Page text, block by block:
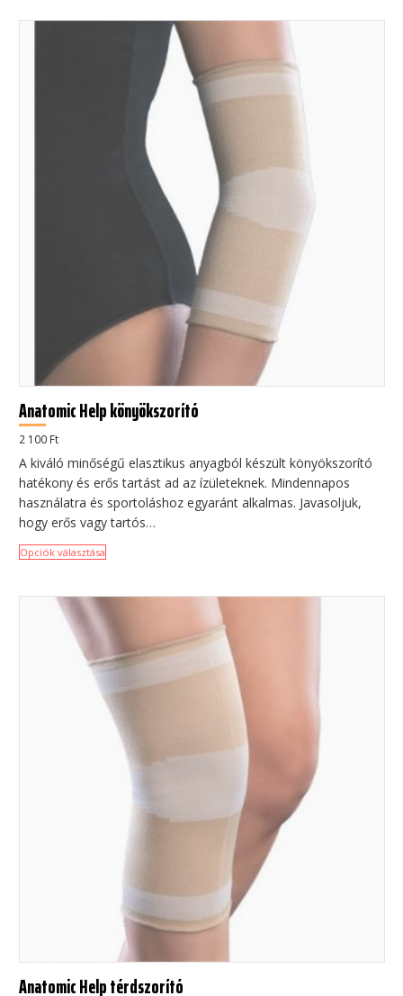
Anatomic Help könyökszorító
2 100 Ft
A kiváló minőségű elasztikus anyagból készült könyökszorító
hatékony és erős tartást ad az ízületeknek. Mindennapos
használatra és sportoláshoz egyaránt alkalmas. Javasoljuk,
hogy erős vagy tartós…
Opciók választása
Anatomic Help térdszorító